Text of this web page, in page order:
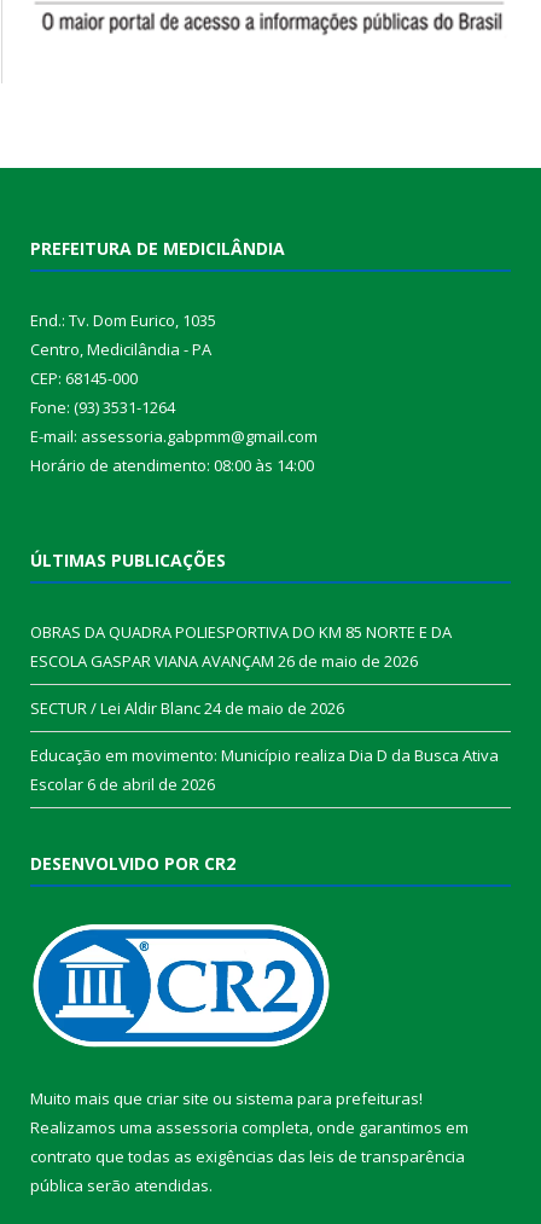
PREFEITURA DE MEDICILÂNDIA
End.: Tv. Dom Eurico, 1035
Centro, Medicilândia - PA
CEP: 68145-000
Fone: (93) 3531-1264
E-mail: assessoria.gabpmm@gmail.com
Horário de atendimento: 08:00 às 14:00
ÚLTIMAS PUBLICAÇÕES
OBRAS DA QUADRA POLIESPORTIVA DO KM 85 NORTE E DA
ESCOLA GASPAR VIANA AVANÇAM 26 de maio de 2026
SECTUR / Lei Aldir Blanc24 de maio de 2026
Educação em movimento: Município realiza Dia D da Busca Ativa
Escolar6 de abril de 2026
DESENVOLVIDO POR CR2
Muito mais que criar site ou sistema para prefeituras!
Realizamos uma assessoria completa, onde garantimos em
contrato que todas as exigências das leis de transparência
pública serão atendidas.